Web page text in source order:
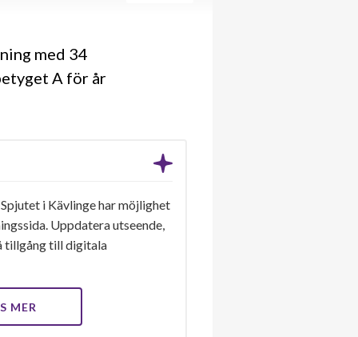
med 34
A för år
i Kävlinge har möjlighet
Uppdatera utseende,
tillgång till digitala
MER